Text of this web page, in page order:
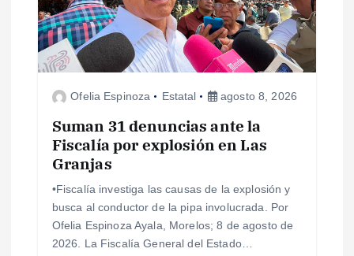
Ofelia Espinoza Estatal agosto 8, 2026
Suman 31 denuncias ante la
Fiscalía por explosión en Las
Granjas
•Fiscalía investiga las causas de la explosión y
busca al conductor de la pipa involucrada. Por
Ofelia Espinoza Ayala, Morelos; 8 de agosto de
2026. La Fiscalía General del Estado…